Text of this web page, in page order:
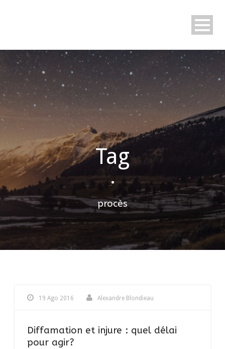
Tag
•
procès
19 Ago 2016 Alexandre Blondieau
Diffamation et injure : quel délai
pour agir?